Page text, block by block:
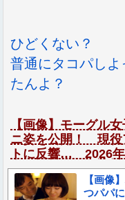
ひどくない？
普通にタコパし
たんよ？
【画像】モーグル
ニ姿を公開！ 現役
トに反響… 2026
【画像
つパパ